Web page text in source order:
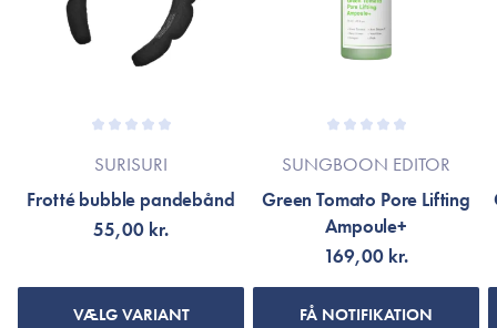
SURISURI
Frotté bubble pandebånd
55,00 kr.
VÆLG VARIANT
SUNGBOON EDITOR
Green Tomato Pore Lifting
Ampoule+
169,00 kr.
FÅ NOTIFIKATION